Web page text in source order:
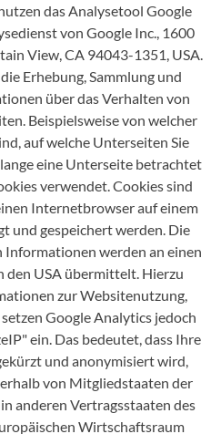
das Analysetool Google
von Google Inc., 1600
View, CA 94043-1351, USA.
Erhebung, Sammlung und
über das Verhalten von
Beispielsweise von welcher
auf welche Unterseiten Sie
eine Unterseite betrachtet
verwendet. Cookies sind
Internetbrowser auf einem
und gespeichert werden. Die
Informationen werden an einen
den USA übermittelt. Hierzu
zur Websitenutzung,
Google Analytics jedoch
ein. Das bedeutet, dass Ihre
und anonymisiert wird,
von Mitgliedstaaten der
anderen Vertragsstaaten des
Wirtschaftsraum